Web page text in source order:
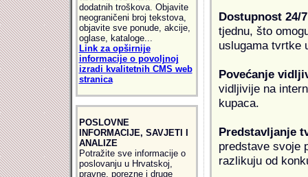
dodatnih troškova. Objavite
neograničeni broj tekstova,
objavite sve ponude, akcije,
oglase, kataloge...
Link za opširnije
informacije o povoljnoj
izradi kvalitetnih CMS web
stranica
POSLOVNE
INFORMACIJE, SAVJETI I
ANALIZE
Potražite sve informacije o
poslovanju u Hrvatskoj,
pravne, porezne i druge
Dostupnost 24/7
tjednu, što
uslugama tvrtke
Povećanje
vidljivije na
kupaca.
Predstavljanje
predstave svoje
razlikuju od